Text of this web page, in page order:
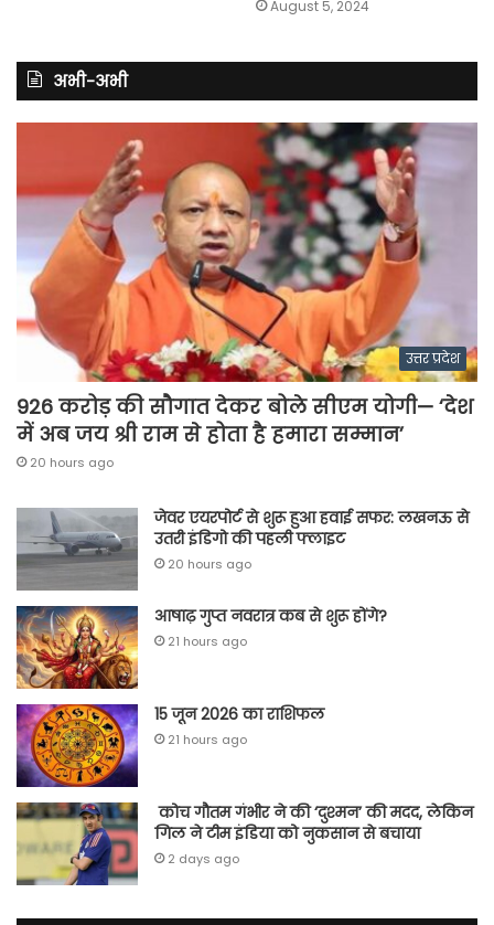
August 5, 2024
अभी-अभी
उत्तर प्रदेश
926 करोड़ की सौगात देकर बोले सीएम योगी— ‘देश
में अब जय श्री राम से होता है हमारा सम्मान’
20 hours ago
जेवर एयरपोर्ट से शुरू हुआ हवाई सफर: लखनऊ से
उतरी इंडिगो की पहली फ्लाइट
20 hours ago
आषाढ़ गुप्त नवरात्र कब से शुरू होंगे?
21 hours ago
15 जून 2026 का राशिफल
21 hours ago
कोच गौतम गंभीर ने की ‘दुश्मन’ की मदद, लेकिन
गिल ने टीम इंडिया को नुकसान से बचाया
2 days ago